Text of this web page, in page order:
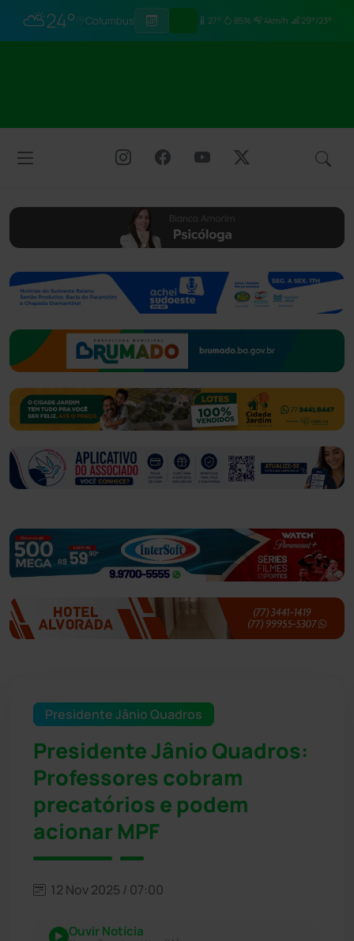
⛅24° Columbus 27° 85% 4km/h 29°/23°
Presidente Jânio Quadros
Presidente Jânio Quadros:
Professores cobram
precatórios e podem
acionar MPF
12 Nov 2025 / 07:00
Ouvir Notícia